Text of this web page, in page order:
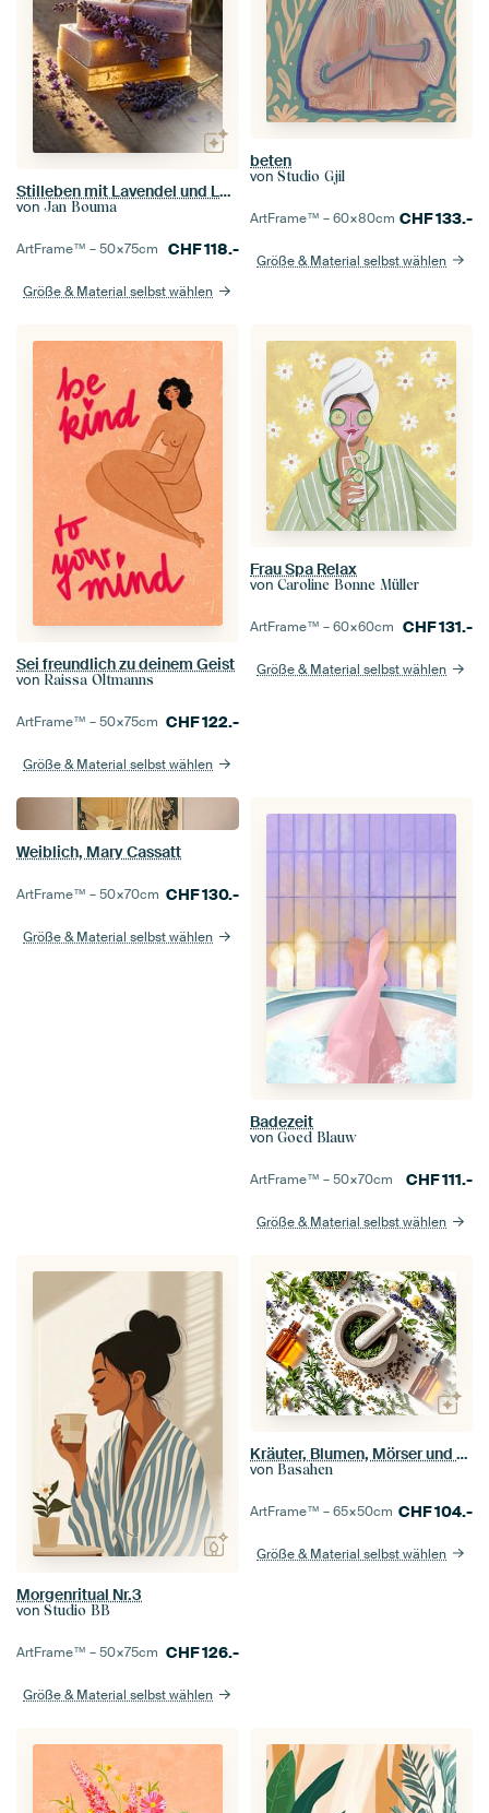
Stilleben mit Lavendel und Lavendelseife
von Jan Bouma
ArtFrame™ –50×75cm CHF118.-
Größe & Material selbst wählen
beten
von Studio Gjil
ArtFrame™ –60×80cm CHF133.-
Größe & Material selbst wählen
Sei freundlich zu deinem Geist
von Raissa Oltmanns
ArtFrame™ –50×75cm CHF122.-
Größe & Material selbst wählen
Frau Spa Relax
von Caroline Bonne Müller
ArtFrame™ –60×60cm CHF131.-
Größe & Material selbst wählen
Weiblich, Mary Cassatt
ArtFrame™ –50×70cm CHF130.-
Größe & Material selbst wählen
Badezeit
von Goed Blauw
ArtFrame™ –50×70cm CHF111.-
Größe & Material selbst wählen
Morgenritual Nr.3
von Studio BB
ArtFrame™ –50×75cm CHF126.-
Größe & Material selbst wählen
Kräuter, Blumen, Mörser und ätherisches Öl.
von Basahen
ArtFrame™ –65×50cm CHF104.-
Größe & Material selbst wählen